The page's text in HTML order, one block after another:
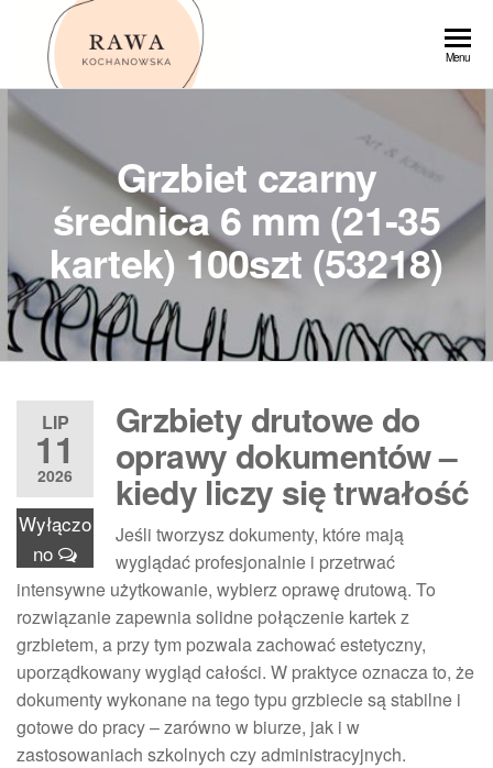
Przejdź
Menu
Grzbiet czarny
średnica 6 mm (21-35
kartek) 100szt (53218)
LIP
11
2026
Wyłączo
no
Grzbiety drutowe do
oprawy dokumentów –
kiedy liczy się trwałość
Jeśli tworzysz dokumenty, które mają
wyglądać profesjonalnie i przetrwać
intensywne użytkowanie, wybierz oprawę drutową. To
rozwiązanie zapewnia solidne połączenie kartek z
grzbietem, a przy tym pozwala zachować estetyczny,
uporządkowany wygląd całości. W praktyce oznacza to, że
dokumenty wykonane na tego typu grzbiecie są stabilne i
gotowe do pracy – zarówno w biurze, jak i w
zastosowaniach szkolnych czy administracyjnych.